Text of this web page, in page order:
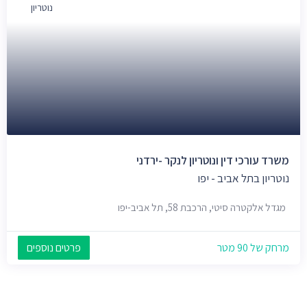
נוטריון
משרד עורכי דין ונוטריון לנקר -ירדני
נוטריון בתל אביב - יפו
מגדל אלקטרה סיטי, הרכבת 58, תל אביב-יפו
מרחק של 90 מטר פרטים נוספים